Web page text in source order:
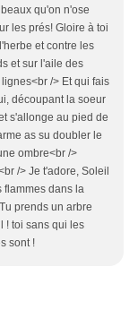
qu'on n'ose
les prés! Gloire à toi
et contre les
et sur l'aile des
/> Et qui fais
découpant la soeur
s'allonge au pied de
as su doubler le
ombre<br />
/> Je t'adore, Soleil
flammes dans la
prends un arbre
! toi sans qui les
sont !